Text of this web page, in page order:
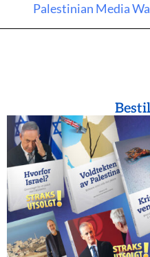
Palestinian Media